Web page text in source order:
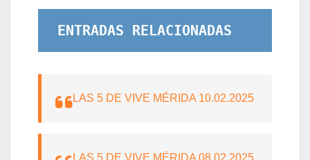
ENTRADAS RELACIONADAS
LAS 5 DE VIVE MÉRIDA 10.02.2025